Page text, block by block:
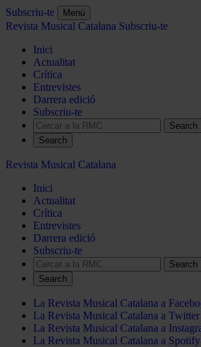
Subscriu-te Menú
Revista Musical Catalana Subscriu-te
Inici
Actualitat
Crítica
Entrevistes
Darrera edició
Subscriu-te
Search
Revista Musical Catalana
Inici
Actualitat
Crítica
Entrevistes
Darrera edició
Subscriu-te
Search
La Revista Musical Catalana a
La Revista Musical Catalana a Twitter
La Revista Musical Catalana a
La Revista Musical Catalana a Spotify